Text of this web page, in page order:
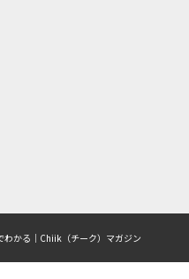
かる｜Chiik（チーク）マガジン